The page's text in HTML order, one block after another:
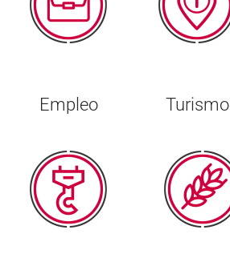
Empleo Turismo